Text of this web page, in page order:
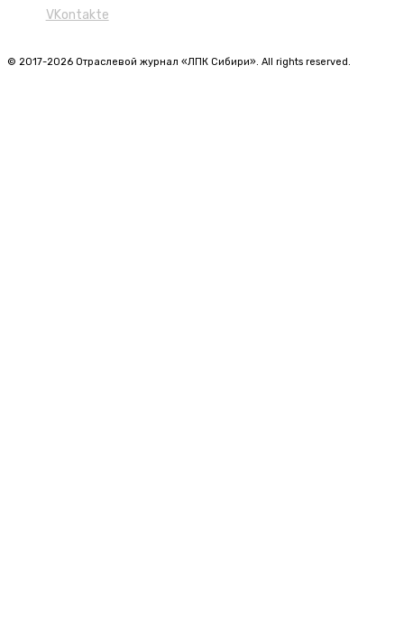
VKontakte
© 2017-2026 Отраслевой журнал «ЛПК Сибири». All rights reserved.